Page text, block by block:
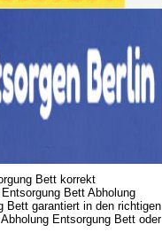
Bett korrekt
Bett Abholung
Bett garantiert in den richtigen
Entsorgung Bett oder